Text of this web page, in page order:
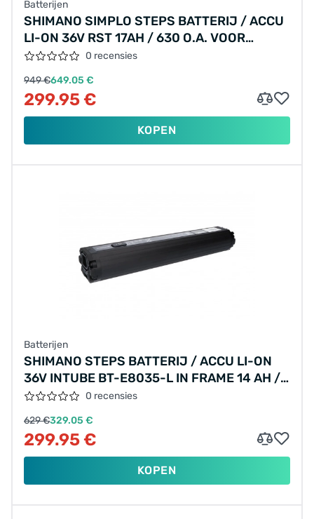
Batterijen
SHIMANO SIMPLO STEPS BATTERIJ / ACCU
LI-ON 36V RST 17AH / 630 O.A. VOOR
YAMAHA / KOGA
0 recensies
949 €649.05 €
299.95 €
KOPEN
Batterijen
SHIMANO STEPS BATTERIJ / ACCU LI-ON
36V INTUBE BT-E8035-L IN FRAME 14 AH /
504 WATT 0 recensies
629 €329.05 €
299.95 €
KOPEN